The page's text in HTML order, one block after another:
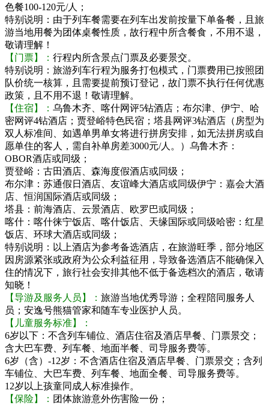
色餐100-120元/人；
特别说明：由于列车餐需要在列车出发前按量下单备餐，且旅
游当地用餐为团体桌餐性质，故行程中所含餐食，不用不退，
敬请理解！
【门票】： 行程内所含景点门票及必要景交。
特别说明：旅游列车行程为服务打包模式，门票费用已按照团
队价统一核算，且需要提前预订登记，故门票不执行任何优惠
政策，且不用不退！敬请理解。
【住宿】： 乌鲁木齐、喀什网评5钻酒店；布尔津、伊宁、哈
密网评4钻酒店；贾登峪特色民宿；塔县网评3钻酒店（房型为
双人标准间、如遇单男单女将进行拼房安排，如无法拼房或自
愿单住的客人，需自补单房差3000元/人。）乌鲁木齐：
OBOR酒店或同级；
贾登峪：古田酒店、森海度假酒店或同级；
布尔津：苏通假日酒店、友谊峰大酒店或同级伊宁：嘉会大酒
店、恒润国际酒店或同级；
塔县：前海酒店、云景酒店、欧罗巴或同级；
喀什：喀什徕宁饭店、喀什饭店、天缘国际或同级哈密：红星
饭店、环球大酒店或同级；
特别说明：以上酒店为参考备选酒店，在旅游旺季，部分地区
因房源紧张或政府为公众利益征用，导致备选酒店不能确保入
住的情况下，旅行社会安排其他不低于备选档次的酒店，敬请
知晓！
【导游及服务人员】： 旅游当地优秀导游；全程陪同服务人
员；安逸号熊猫管家和随车专业医护人员。
【儿童服务标准】：
6岁以下：不含列车铺位、酒店住宿及酒店早餐、门票景交；
含大巴车费、列车餐、地面半餐、司导服务费等。
6岁（含）-12岁：不含酒店住宿及酒店早餐、门票景交；含列
车铺位、大巴车费、列车餐、地面全餐、司导服务费等。
12岁以上孩童同成人标准操作。
【保险】： 团体旅游意外伤害险一份；